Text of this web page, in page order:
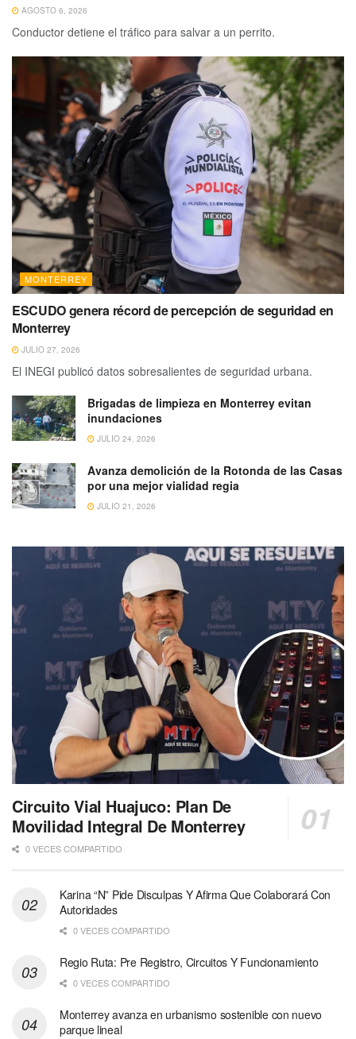
AGOSTO 6, 2026
Conductor detiene el tráfico para salvar a un perrito.
MONTERREY
ESCUDO genera récord de percepción de seguridad en
Monterrey
JULIO 27, 2026
El INEGI publicó datos sobresalientes de seguridad urbana.
Brigadas de limpieza en Monterrey evitan
inundaciones
JULIO 24, 2026
Avanza demolición de la Rotonda de las Casas
por una mejor vialidad regia
JULIO 21, 2026
Circuito Vial Huajuco: Plan De
Movilidad Integral De Monterrey
0 VECES COMPARTIDO
Karina “N” Pide Disculpas Y Afirma Que Colaborará Con
Autoridades
0 VECES COMPARTIDO
Regio Ruta: Pre Registro, Circuitos Y Funcionamiento
0 VECES COMPARTIDO
Monterrey avanza en urbanismo sostenible con nuevo
parque lineal